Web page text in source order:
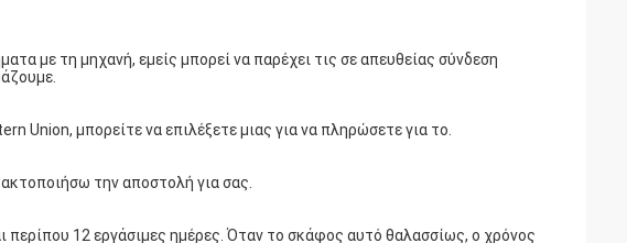
με τη μηχανή, εμείς μπορεί να παρέχει τις σε απευθείας σύνδεση
Union, μπορείτε να επιλέξετε μιας για να πληρώσετε για το.
την αποστολή για σας.
περίπου 12 εργάσιμες ημέρες. Όταν το σκάφος αυτό θαλασσίως, ο χρόνος